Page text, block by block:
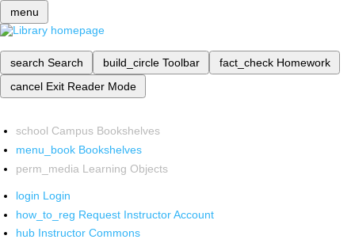
menu
search Search build_circle Toolbar fact_check Homework
cancel Exit Reader Mode
school Campus Bookshelves
menu_book Bookshelves
perm_media Learning Objects
login Login
how_to_reg Request Instructor Account
hub Instructor Commons